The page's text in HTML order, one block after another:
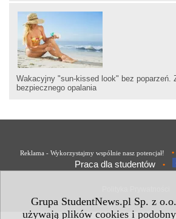
Grupa StudentNews.pl Sp. z
używają plików cookies i
Wakacyjny "sun-kissed look" bez poparzeń.
bezpiecznego opalania
Reklama - Wykorzystajmy wspólnie nasz potencjał! •
Praca dla studentów •